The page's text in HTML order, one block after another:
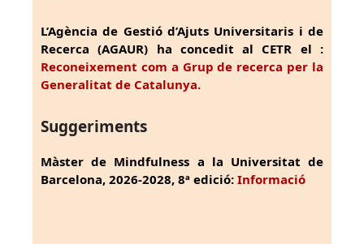
L’Agència de Gestió d’Ajuts Universitaris i de
Recerca (AGAUR) ha concedit al CETR el :
Reconeixement com a Grup de recerca per la
Generalitat de Catalunya.
Suggeriments
Màster de Mindfulness a la Universitat de
Barcelona, 2026-2028, 8ª edició: Informació